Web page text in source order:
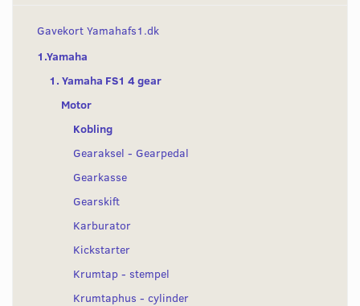
Gavekort Yamahafs1.dk
1.Yamaha
1. Yamaha FS1 4 gear
Motor
Kobling
Gearaksel - Gearpedal
Gearkasse
Gearskift
Karburator
Kickstarter
Krumtap - stempel
Krumtaphus - cylinder